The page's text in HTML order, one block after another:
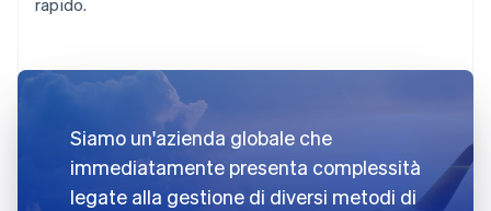
Siamo un'azienda globale che
immediatamente presenta complessità
legate alla gestione di diversi metodi di